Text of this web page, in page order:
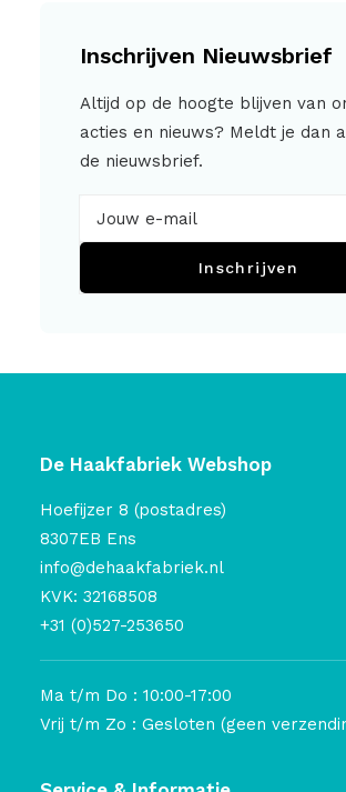
Inschrijven Nieuwsbrief
Altijd op de hoogte blijven van
acties en nieuws? Meldt je dan
de nieuwsbrief.
Inschrijven
De Haakfabriek Webshop
Hoefijzer 8 (postadres)
8307EB Ens
info@dehaakfabriek.nl
KVK: 32168508
+31 (0)527-253650
Ma t/m Do : 10:00-17:00
Vrij t/m Zo : Gesloten (geen